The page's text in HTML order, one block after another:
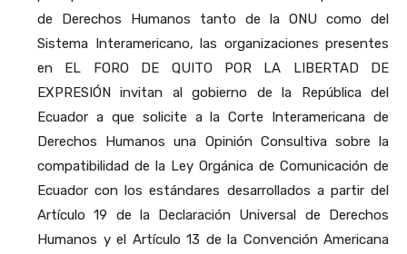
de Derechos Humanos tanto de la ONU como del
Sistema Interamericano, las organizaciones presentes
en EL FORO DE QUITO POR LA LIBERTAD DE
EXPRESIÓN invitan al gobierno de la República del
Ecuador a que solicite a la Corte Interamericana de
Derechos Humanos una Opinión Consultiva sobre la
compatibilidad de la Ley Orgánica de Comunicación de
Ecuador con los estándares desarrollados a partir del
Artículo 19 de la Declaración Universal de Derechos
Humanos y el Artículo 13 de la Convención Americana